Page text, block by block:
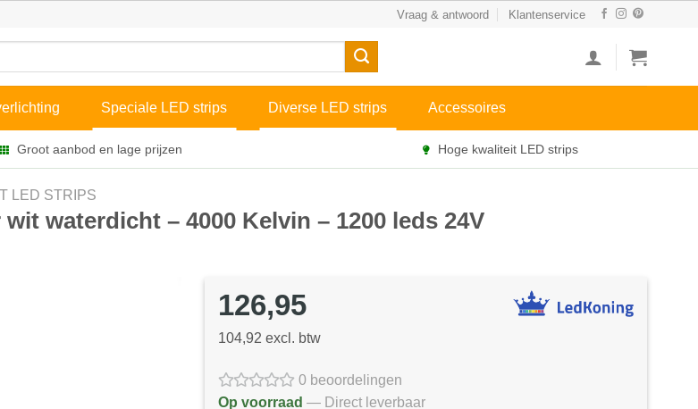
Vraag & antwoord Klantenservice
Speciale LED strips Diverse LED strips Accessoires
Groot aanbod en lage prijzen Hoge kwaliteit LED strips
LED STRIPS
waterdicht – 4000 Kelvin – 1200 leds 24V
126,95
104,92 excl. btw
0 beoordelingen
Op voorraad — Direct leverbaar